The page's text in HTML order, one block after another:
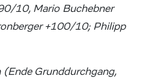
10, Mario Buchebner
+100/10; Philipp
(Ende Grunddurchgang,